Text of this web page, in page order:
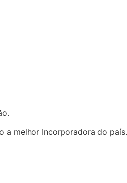
a melhor Incorporadora do país.